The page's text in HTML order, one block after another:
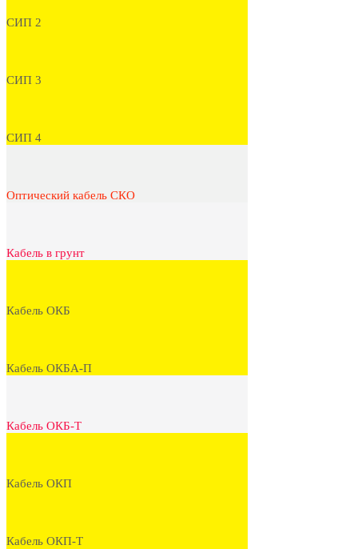
СИП 2
СИП 3
СИП 4
Оптический кабель СКО
Кабель в грунт
Кабель ОКБ
Кабель ОКБА-П
Кабель ОКБ-Т
Кабель ОКП
Кабель ОКП-Т